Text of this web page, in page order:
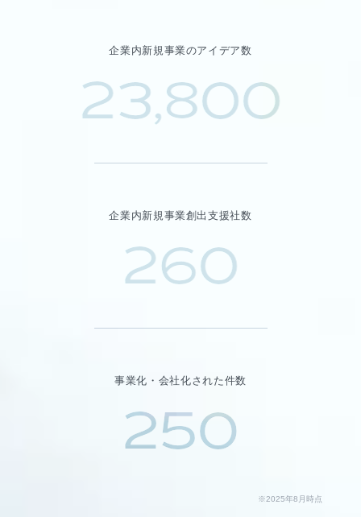
企業内新規事業のアイデア数
23,800
企業内新規事業創出支援社数
260
事業化・会社化された件数
250
※2025年8月時点